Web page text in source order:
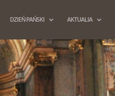
DZIEŃ PAŃSKI AKTUALIA